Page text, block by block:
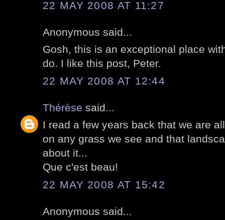
22 MAY 2008 AT 11:27
Anonymous said...
Gosh, this is an exceptional place
do. I like this post, Peter.
22 MAY 2008 AT 12:44
Thérèse said...
I read a few years back that we are
on any grass we see and that
about it...
Que c'est beau!
22 MAY 2008 AT 15:42
Anonymous said...